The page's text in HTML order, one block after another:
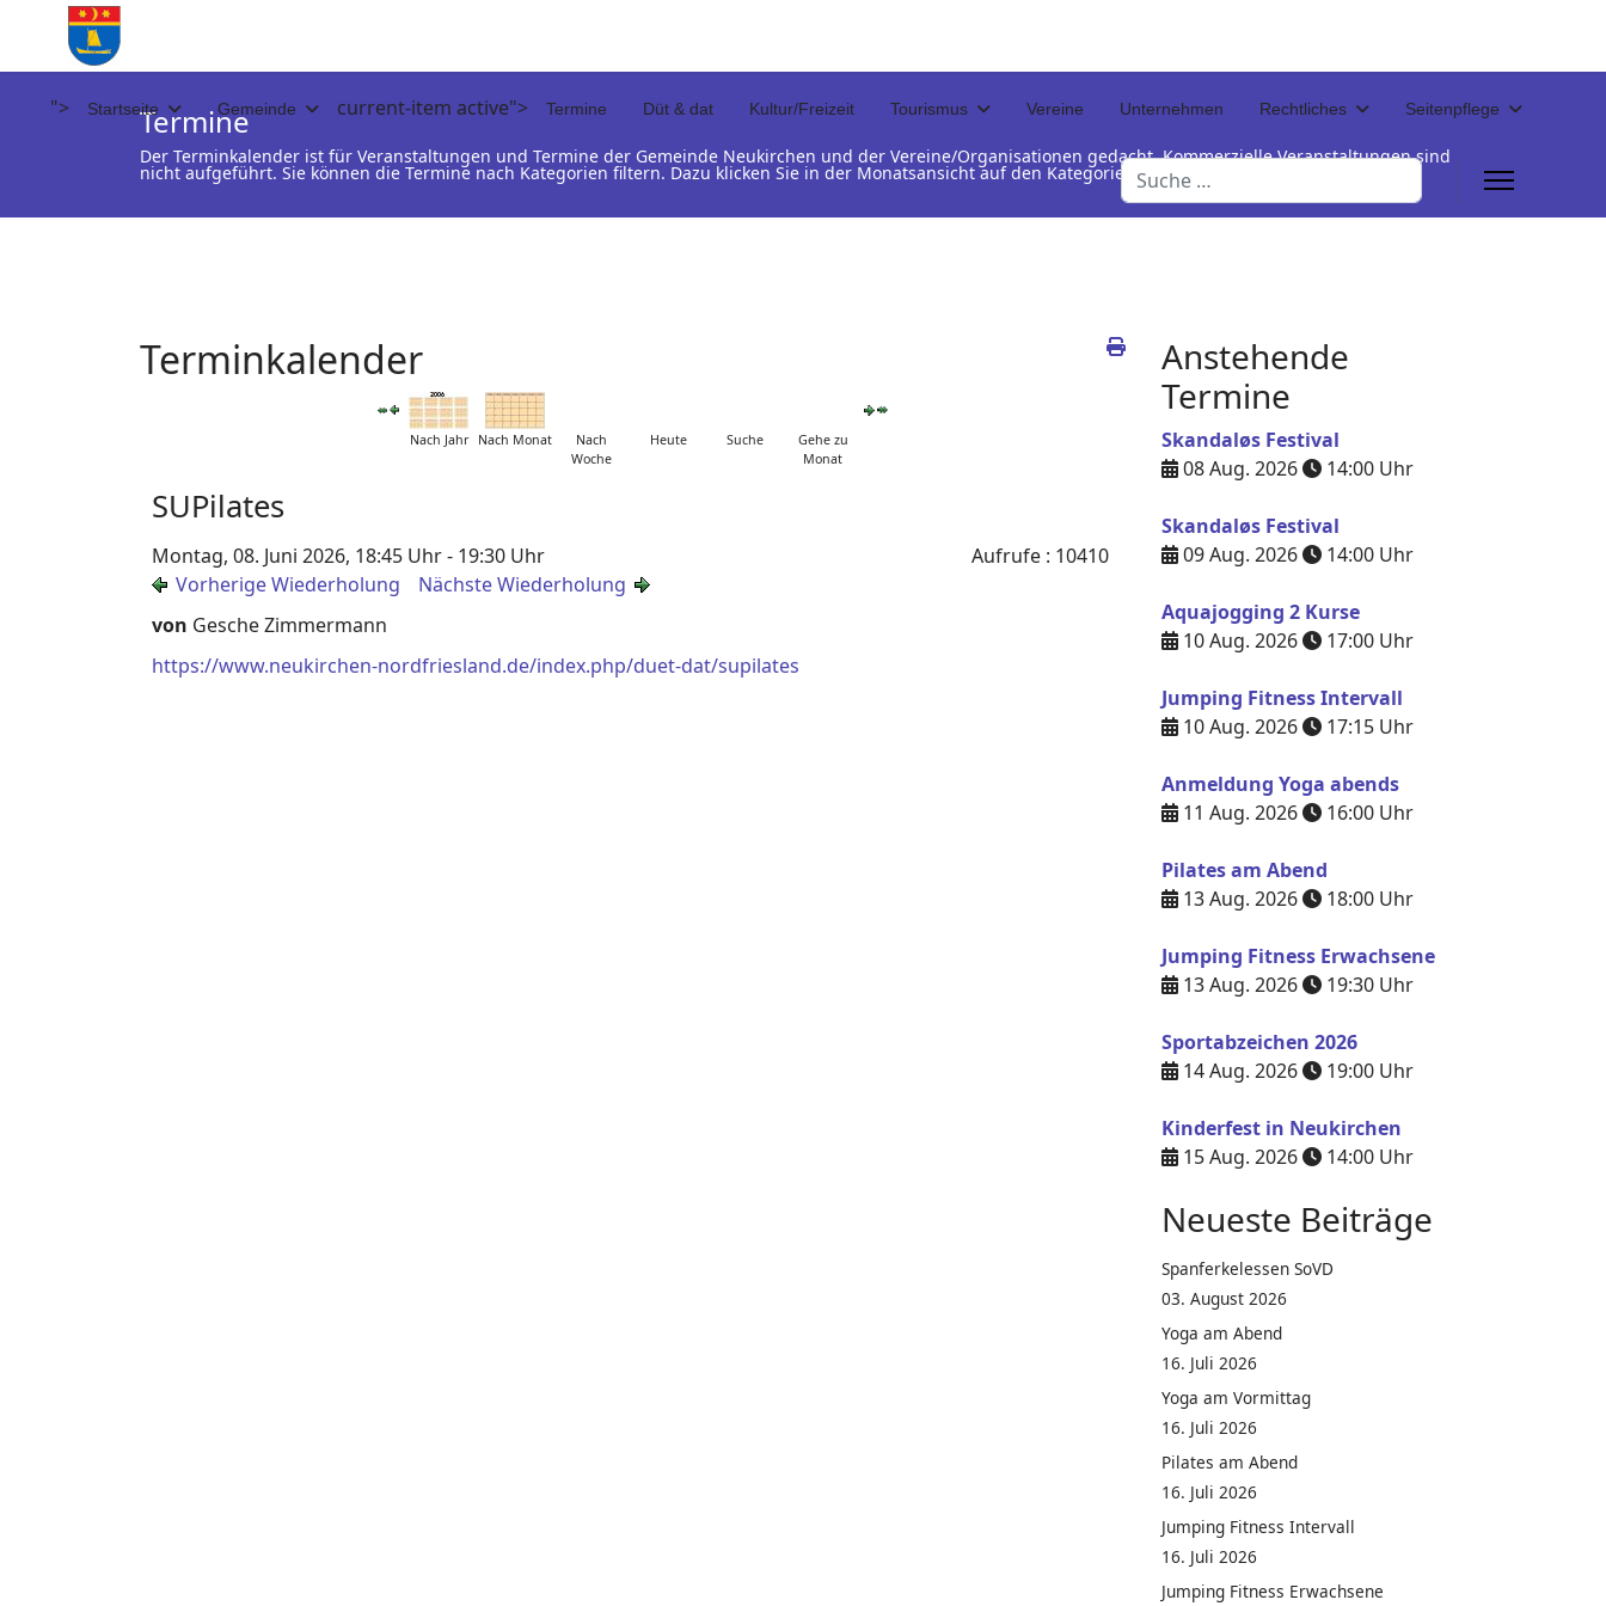
"> Startseite Gemeinde current-item active"> Termine Düt & dat Kultur/Freizeit Tourismus Vereine Unternehmen Rechtliches Seitenpflege
Suchen
Termine
Der Terminkalender ist für Veranstaltungen und Termine der Gemeinde Neukirchen und der Vereine/Organisationen gedacht. Kommerzielle Veranstaltungen sind
nicht aufgeführt. Sie können die Termine nach Kategorien filtern. Dazu klicken Sie in der Monatsansicht auf den Kategorienamen unterhalb der Termintabelle
Terminkalender
Nach Jahr Nach Monat
Nach
Woche
Heute Suche
Gehe zu
Monat
SUPilates
Montag, 08. Juni 2026, 18:45 Uhr - 19:30 Uhr
Vorherige Wiederholung
Nächste Wiederholung
Aufrufe: 10410
von Gesche Zimmermann
https://www.neukirchen-nordfriesland.de/index.php/duet-dat/supilates
Anstehende
Termine
Skandaløs Festival
08 Aug. 2026
14:00 Uhr
Skandaløs Festival
09 Aug. 2026
14:00 Uhr
Aquajogging 2 Kurse
10 Aug. 2026
17:00 Uhr
Jumping Fitness Intervall
10 Aug. 2026
17:15 Uhr
Anmeldung Yoga abends
11 Aug. 2026
16:00 Uhr
Pilates am Abend
13 Aug. 2026
18:00 Uhr
Jumping Fitness Erwachsene
13 Aug. 2026
19:30 Uhr
Sportabzeichen 2026
14 Aug. 2026
19:00 Uhr
Kinderfest in Neukirchen
15 Aug. 2026
14:00 Uhr
Neueste Beiträge
Spanferkelessen SoVD
03. August 2026
Yoga am Abend
16. Juli 2026
Yoga am Vormittag
16. Juli 2026
Pilates am Abend
16. Juli 2026
Jumping Fitness Intervall
16. Juli 2026
Jumping Fitness Erwachsene